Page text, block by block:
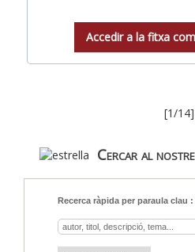
Accedir a la fitxa
[1/14]
Cercar al
Recerca ràpida per paraula clau :